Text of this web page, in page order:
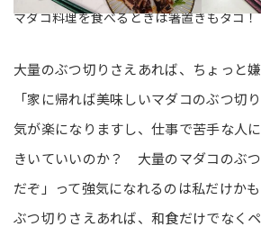
マダコ料理を食べるときは箸置きもタコ！
大量のぶつ切りさえあれば、ちょっと
「家に帰れば美味しいマダコのぶつ切
気が楽になりますし、仕事で苦手な人
きいていいのか？ 大量のマダコのぶ
だぞ」って強気になれるのは私だけか
ぶつ切りさえあれば、和食だけでなくペ